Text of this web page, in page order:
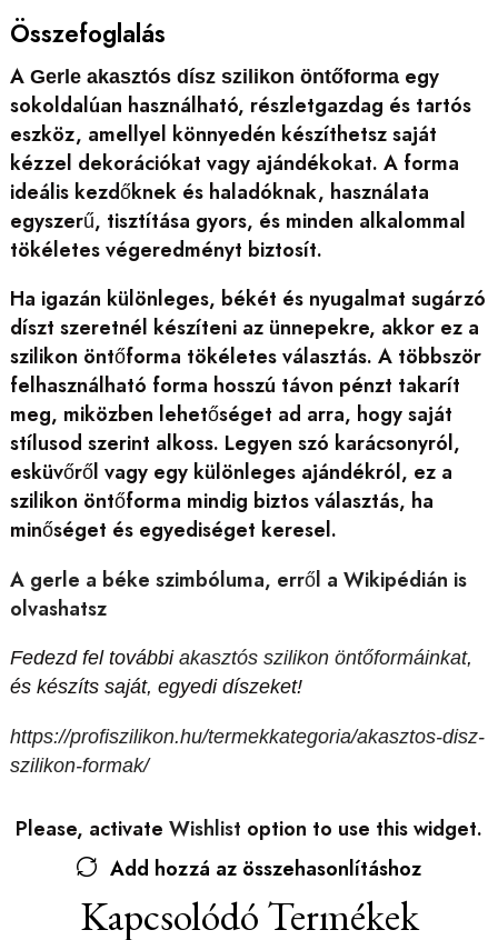
Összefoglalás
A Gerle akasztós dísz szilikon öntőformaegy
sokoldalúan használható, részletgazdag és tartós
eszköz, amellyel könnyedén készíthetsz saját
kézzel dekorációkat vagy ajándékokat. A forma
ideális kezdőknek és haladóknak, használata
egyszerű, tisztítása gyors, és minden alkalommal
tökéletes végeredményt biztosít.
Ha igazán különleges, békét és nyugalmat sugárzó
díszt szeretnél készíteni az ünnepekre, akkor ez a
szilikon öntőforma tökéletes választás. A többször
felhasználható forma hosszú távon pénzt takarít
meg, miközben lehetőséget ad arra, hogy saját
stílusod szerint alkoss. Legyen szó karácsonyról,
esküvőről vagy egy különleges ajándékról, ez a
szilikon öntőforma mindig biztos választás, ha
minőséget és egyediséget keresel.
A gerle a béke szimbóluma, erről a Wikipédián is
olvashatsz
Fedezd fel további akasztós szilikon öntőformáinkat,
és készíts saját, egyedi díszeket!
https://profiszilikon.hu/termekkategoria/akasztos-disz-
szilikon-formak/
Please, activate Wishlist option to use this widget.
Add hozzá az összehasonlításhoz
Kapcsolódó Termékek